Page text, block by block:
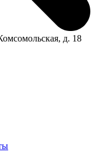
д. 18